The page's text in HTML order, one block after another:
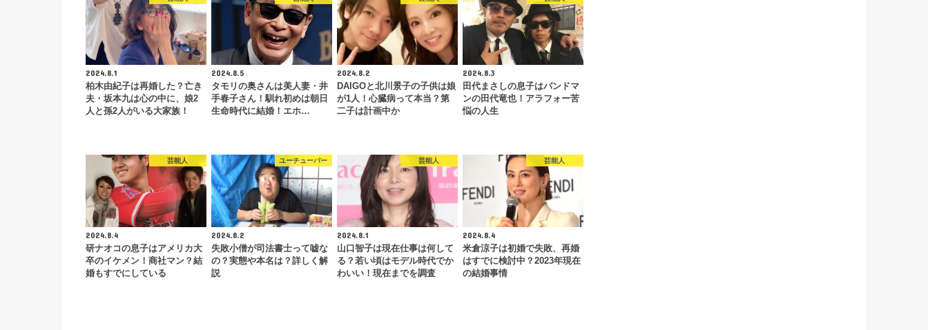
2024.8.1
柏木由紀子は再婚した？亡き
夫・坂本九は心の中に、娘2
人と孫2人がいる大家族！
2024.8.5
タモリの奥さんは美人妻・井
手春子さん！馴れ初めは朝日
生命時代に結婚！エホ…
2024.8.2
DAIGOと北川景子の子供は娘
が1人！心臓病って本当？第
二子は計画中か
2024.8.3
田代まさしの息子はバンドマ
ンの田代竜也！アラフォー苦
悩の人生
芸能人
2024.8.4
研ナオコの息子はアメリカ大
卒のイケメン！商社マン？結
婚もすでにしている
ユーチューバー
2024.8.2
失敗小僧が司法書士って嘘な
の？実態や本名は？詳しく解
説
芸能人
2024.8.1
山口智子は現在仕事は何して
る？若い頃はモデル時代でか
わいい！現在までを調査
芸能人
2024.8.4
米倉涼子は初婚で失敗、再婚
はすでに検討中？2023年現在
の結婚事情